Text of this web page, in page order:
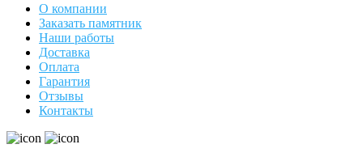
О компании
Заказать памятник
Наши работы
Доставка
Оплата
Гарантия
Отзывы
Контакты